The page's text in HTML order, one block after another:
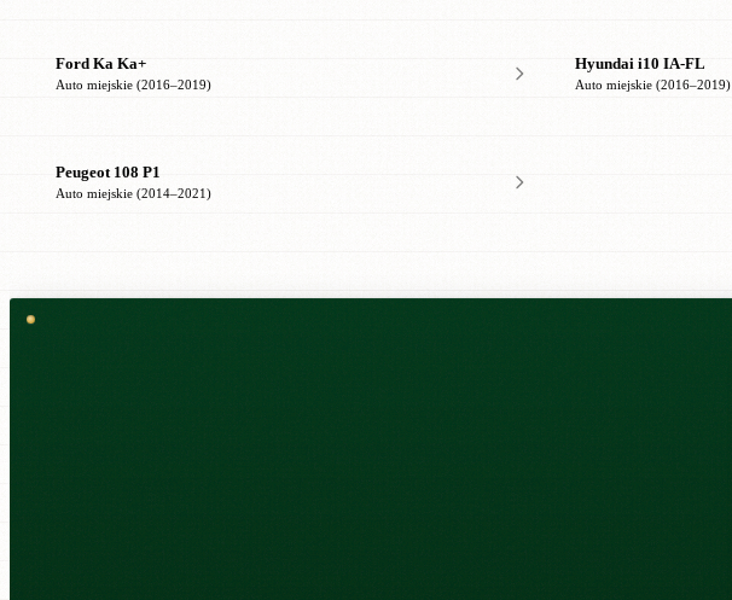
Ford Ka Ka+
Auto miejskie (2016–2019)
Hyundai i10 IA-FL
Auto miejskie (2016–2019)
Peugeot 108 P1
Auto miejskie (2014–2021)